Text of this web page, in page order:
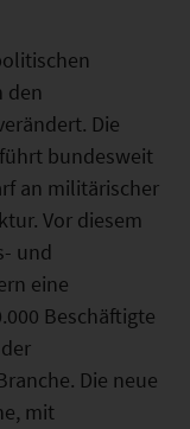
den
Die
bundesweit
an militärischer
Vor diesem
und
eine
Beschäftigte
Die neue
mit